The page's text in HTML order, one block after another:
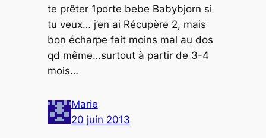
te prêter 1porte bebe Babybjorn si
tu veux… j’en ai Récupère 2, mais
bon écharpe fait moins mal au dos
qd même…surtout à partir de 3-4
mois…
Marie
20 juin 2013